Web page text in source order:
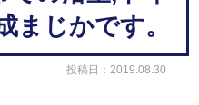
まじかです。
投稿日：2019.08.30